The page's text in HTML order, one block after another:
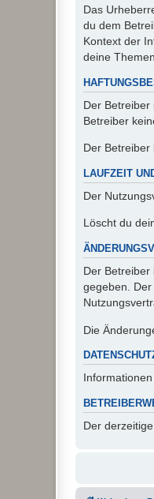
Das
du dem
Kontext der
deine
Der
Betreiber
Der Betreiber
LAUFZEIT
Der
Löscht du
Der
gegeben.
Die
Der